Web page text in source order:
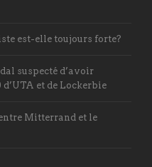
est-elle toujours forte?
suspecté d’avoir
et de Lockerbie
Mitterrand et le